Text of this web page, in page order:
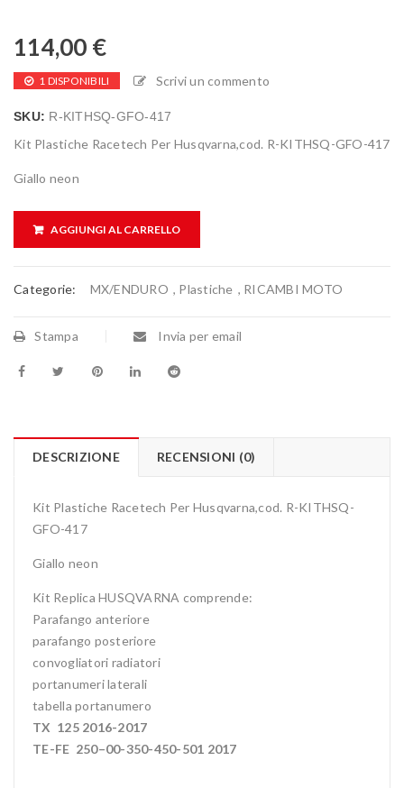
114,00 €
1 DISPONIBILI Scrivi un commento
SKU: R-KITHSQ-GFO-417
Kit Plastiche Racetech Per Husqvarna,cod. R-KITHSQ-GFO-417
Giallo neon
AGGIUNGI AL CARRELLO
Categorie: MX/ENDURO , Plastiche , RICAMBI MOTO
Stampa Invia per email
DESCRIZIONE RECENSIONI (0)
Kit Plastiche Racetech Per Husqvarna,cod. R-KITHSQ-
GFO-417
Giallo neon
Kit Replica HUSQVARNA comprende:
Parafango anteriore
parafango posteriore
convogliatori radiatori
portanumeri laterali
tabella portanumero
TX 125 2016-2017
TE-FE 250–00-350-450-501 2017